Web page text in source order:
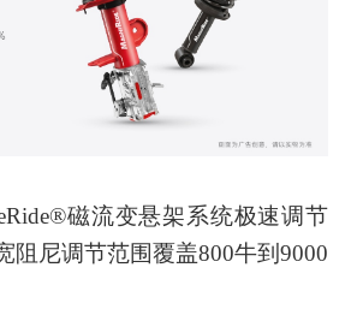
磁流变悬架系统极速调节
阻尼调节范围覆盖800牛到9000